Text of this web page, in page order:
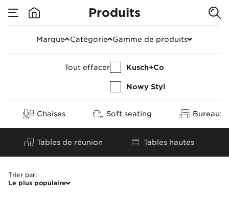
Produits
Produits
Marque Catégorie Gamme de produits
Tout effacer Kusch+Co
Nowy Styl
Chaises Soft seating Bureaux
Tables de réunion Tables hautes
Trier par:
Le plus populaire